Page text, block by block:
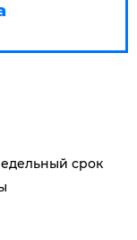
срок